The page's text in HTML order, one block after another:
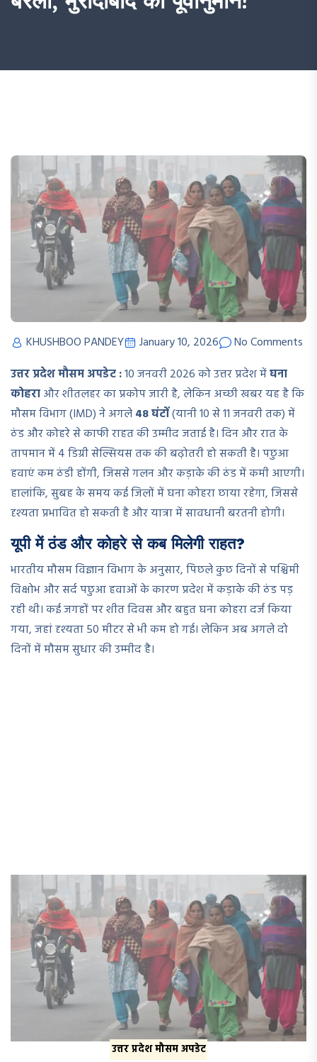
KHUSHBOO PANDEY January 10, 2026
No Comments
उत्तर प्रदेश मौसम अपडेट :10 जनवरी 2026 को उत्तर प्रदेश मेंघना
कोहराऔर शीतलहर का प्रकोप जारी है, लेकिन अच्छी खबर यह है कि
मौसम विभाग (IMD) ने अगले48 घंटों(यानी 10 से 11 जनवरी तक) में
ठंड और कोहरे से काफी राहत की उम्मीद जताई है। दिन और रात के
तापमान में 4 डिग्री सेल्सियस तक की बढ़ोतरी हो सकती है। पछुआ
हवाएं कम ठंडी होंगी, जिससे गलन और कड़ाके की ठंड में कमी आएगी।
हालांकि, सुबह के समय कई जिलों में घना कोहरा छाया रहेगा, जिससे
दृश्यता प्रभावित हो सकती है और यात्रा में सावधानी बरतनी होगी।
यूपी में ठंड और कोहरे से कब मिलेगी राहत?
भारतीय मौसम विज्ञान विभाग के अनुसार, पिछले कुछ दिनों से पश्चिमी
विक्षोभ और सर्द पछुआ हवाओं के कारण प्रदेश में कड़ाके की ठंड पड़
रही थी। कई जगहों पर शीत दिवस और बहुत घना कोहरा दर्ज किया
गया, जहां दृश्यता 50 मीटर से भी कम हो गई। लेकिन अब अगले दो
दिनों में मौसम सुधार की उम्मीद है।
उत्तर प्रदेश मौसम अपडेट